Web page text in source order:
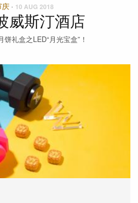
庆 · 10 AUG 2018
威斯汀酒店
饼礼盒之LED“月光宝盒”！